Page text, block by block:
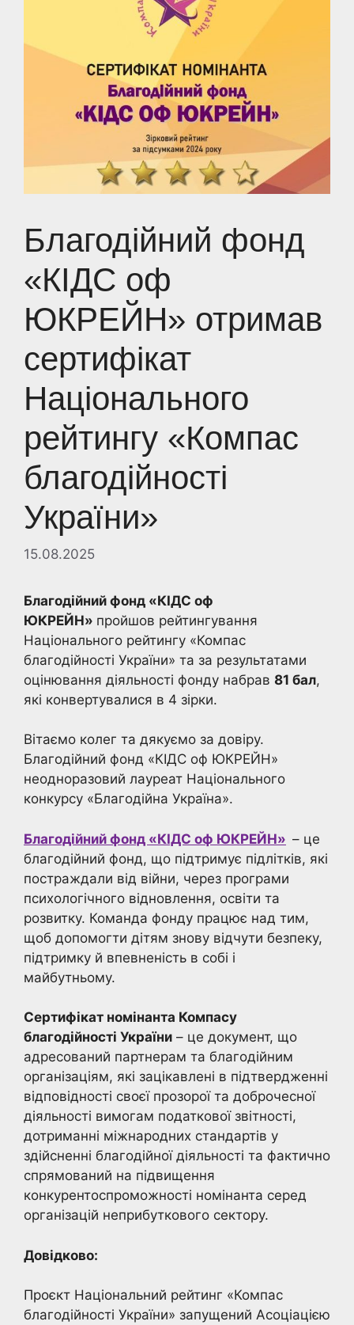
Благодійний фонд
«КІДС оф
ЮКРЕЙН» отримав
сертифікат
Національного
рейтингу «Компас
благодійності
України»
15.08.2025
Благодійний фонд «КІДС оф
ЮКРЕЙН» пройшов рейтингування
Національного рейтингу «Компас
благодійності України» та за результатами
оцінювання діяльності фонду набрав 81 бал,
які конвертувалися в 4 зірки.
Вітаємо колег та дякуємо за довіру.
Благодійний фонд «КІДС оф ЮКРЕЙН»
неодноразовий лауреат Національного
конкурсу «Благодійна Україна».
Благодійний фонд «КІДС оф ЮКРЕЙН» – це
благодійний фонд, що підтримує підлітків, які
постраждали від війни, через програми
психологічного відновлення, освіти та
розвитку. Команда фонду працює над тим,
щоб допомогти дітям знову відчути безпеку,
підтримку й впевненість в собі і
майбутньому.
Сертифікат номінанта Компасу
благодійності України – це документ, що
адресований партнерам та благодійним
організаціям, які зацікавлені в підтвердженні
відповідності своєї прозорої та доброчесної
діяльності вимогам податкової звітності,
дотриманні міжнародних стандартів у
здійсненні благодійної діяльності та фактично
спрямований на підвищення
конкурентоспроможності номінанта серед
організацій неприбуткового сектору.
Довідково:
Проєкт Національний рейтинг «Компас
благодійності України» запущений Асоціацією